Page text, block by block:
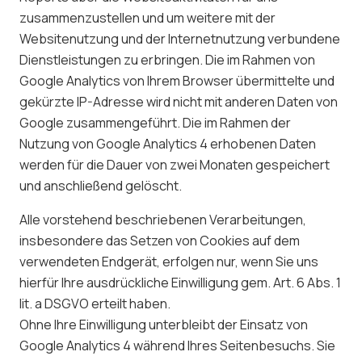
zusammenzustellen und um weitere mit der
Websitenutzung und der Internetnutzung verbundene
Dienstleistungen zu erbringen. Die im Rahmen von
Google Analytics von Ihrem Browser übermittelte und
gekürzte IP-Adresse wird nicht mit anderen Daten von
Google zusammengeführt. Die im Rahmen der
Nutzung von Google Analytics 4 erhobenen Daten
werden für die Dauer von zwei Monaten gespeichert
und anschließend gelöscht.
Alle vorstehend beschriebenen Verarbeitungen,
insbesondere das Setzen von Cookies auf dem
verwendeten Endgerät, erfolgen nur, wenn Sie uns
hierfür Ihre ausdrückliche Einwilligung gem. Art. 6 Abs. 1
lit. a DSGVO erteilt haben.
Ohne Ihre Einwilligung unterbleibt der Einsatz von
Google Analytics 4 während Ihres Seitenbesuchs. Sie